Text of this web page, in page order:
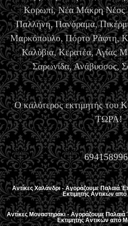
Κορωπί, Νέα Μάκρη Νέος
Παλλήνη, Πανόραμα,
Μαρκόπουλο, Πόρτο Ράφτη,
Καλύβια, Κερατέα, Αγίας
Σαρωνίδα, Ανάβυσσος,
Ο καλύτερος εκτιμητής του
ΤΩΡΑ!
Αντίκες Χαλάνδρι - Αγοράζουμε Παλαιά
Εκτιμητής Αντικών από
Αντίκες Μοναστηράκι - Αγοράζουμε
Εκτιμητής Αντικών από